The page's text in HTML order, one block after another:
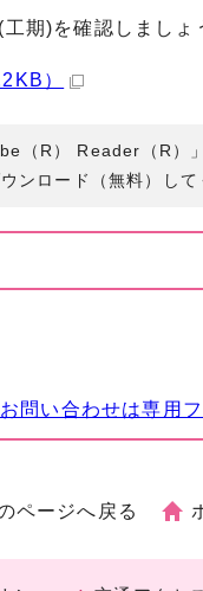
期)を確認しましょ
）
（R） Reader（R）
ンロード（無料）して
問い合わせは専用
ページへ戻る